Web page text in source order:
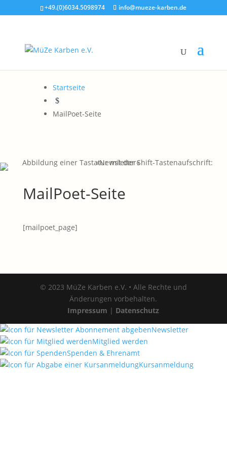
+49.(0)6034.5098974 info@mueze-karben.de
Startseite
$
MailPoet-Seite
MailPoet-Seite
[mailpoet_page]
© 2023 MüZe Karben e.V. • Alle Rechte und
Änderungen vorbehalten.
Impressum | Datenschutz
Newsletter
Mitglied werden
Spenden & Ehrenamt
Kursanmeldung